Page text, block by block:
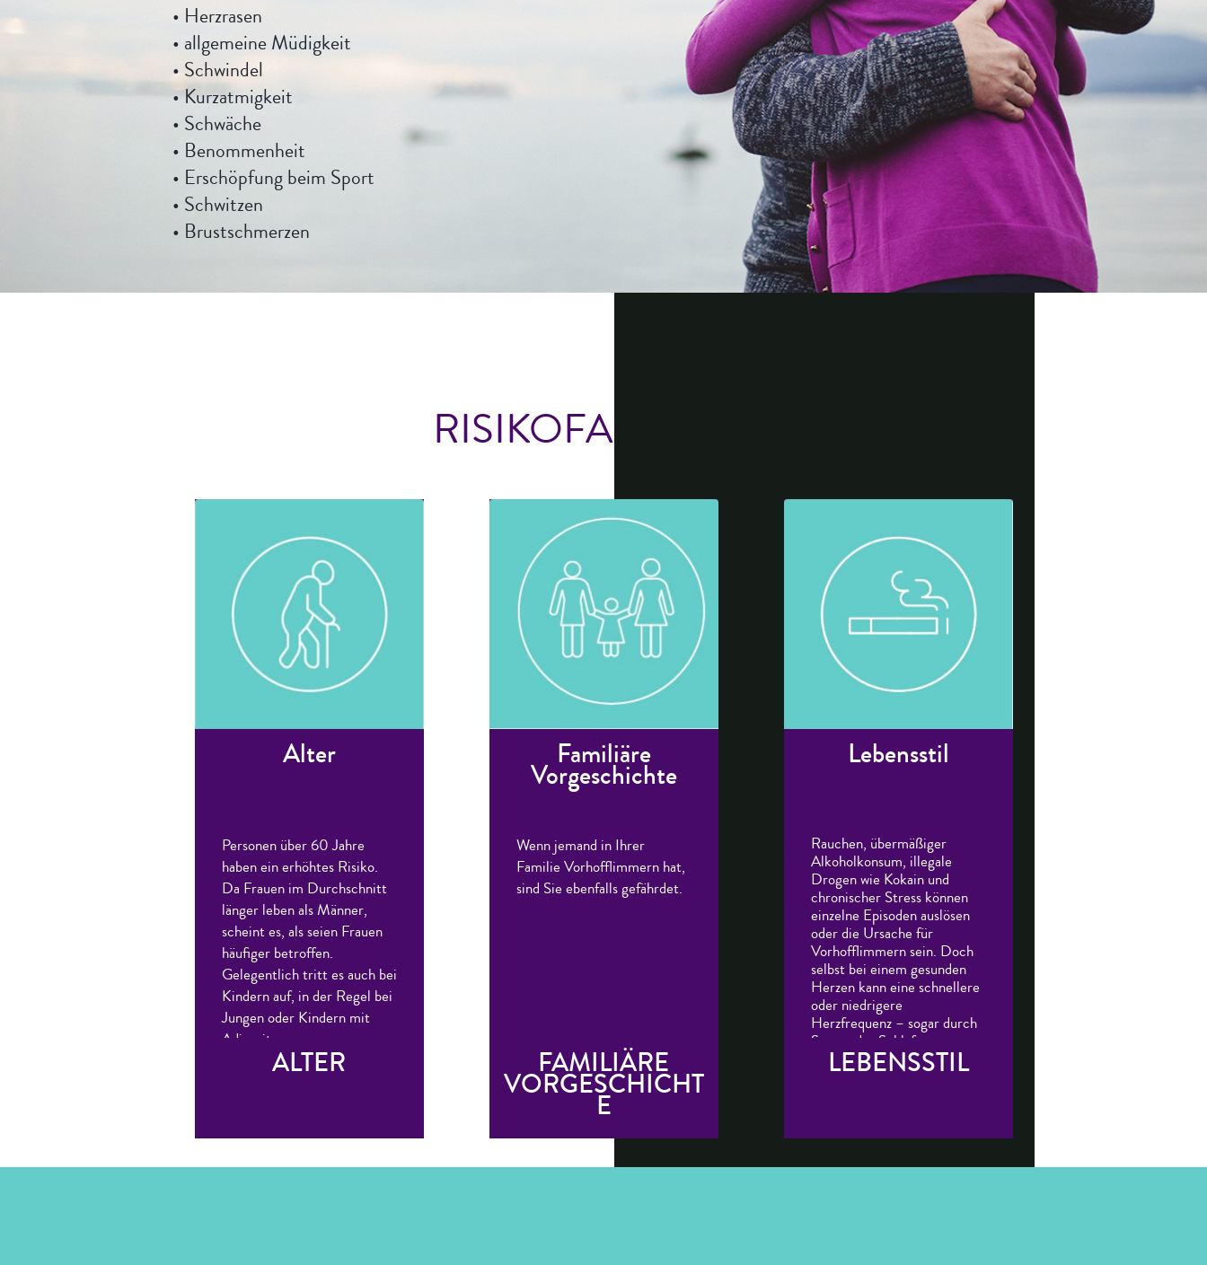
• Herzrasen
• allgemeine Müdigkeit
• Schwindel
• Kurzatmigkeit
• Schwäche
• Benommenheit
• Erschöpfung beim Sport
• Schwitzen
• Brustschmerzen
RISIKOFAKTOREN
Alter
Personen über 60 Jahre
haben ein erhöhtes Risiko.
Da Frauen im Durchschnitt
länger leben als Männer,
scheint es, als seien Frauen
häufiger betroffen.
Gelegentlich tritt es auch bei
Kindern auf, in der Regel bei
Jungen oder Kindern mit
Adipositas.
ALTER
Familiäre
Vorgeschichte
Wenn jemand in Ihrer
Familie Vorhofflimmern hat,
sind Sie ebenfalls gefährdet.
FAMILIÄRE
VORGESCHICHT
E
Lebensstil
Rauchen, übermäßiger
Alkoholkonsum, illegale
Drogen wie Kokain und
chronischer Stress können
einzelne Episoden auslösen
oder die Ursache für
Vorhofflimmern sein. Doch
selbst bei einem gesunden
Herzen kann eine schnellere
oder niedrigere
Herzfrequenz – sogar durch
Sport oder Schlafen –
Vorhofflimmern auslösen.
LEBENSSTIL